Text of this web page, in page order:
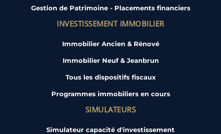
Gestion de Patrimoine - Placements financiers
INVESTISSEMENT IMMOBILIER
Immobilier Ancien & Rénové
Immobilier Neuf & Jeanbrun
Tous les dispositifs fiscaux
Programmes immobiliers en cours
SIMULATEURS
Simulateur capacité d'investissement